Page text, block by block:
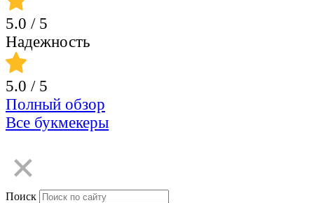
5.0 / 5
Надежность
5.0 / 5
Полный обзор
Все букмекеры
Поиск